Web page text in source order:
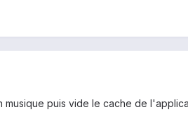
puis vide le cache de